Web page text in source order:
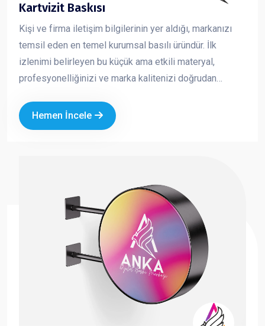
Kartvizit Baskısı
Kişi ve firma iletişim bilgilerinin yer aldığı, markanızı
temsil eden en temel kurumsal basılı üründür. İlk
izlenimi belirleyen bu küçük ama etkili materyal,
profesyonelliğinizi ve marka kalitenizi doğrudan
uygulamaları ile hazırlanan kartvizitler, firmanızın
prestijini artırır ve akılda kalıcılığını güçlendirir.
Hemen İncele